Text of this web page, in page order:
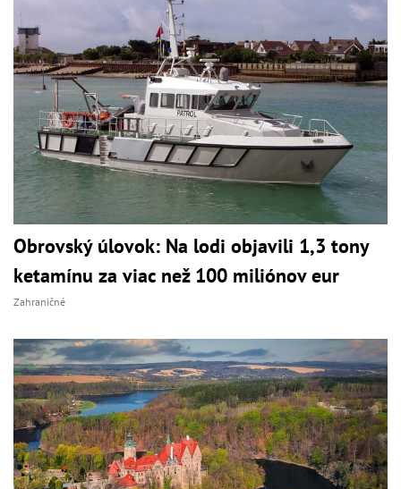
Obrovský úlovok: Na lodi objavili 1,3 tony
ketamínu za viac než 100 miliónov eur
Zahraničné